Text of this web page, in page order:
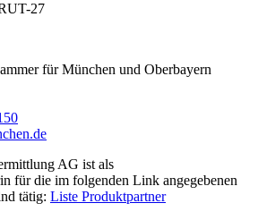
27
für München und Oberbayern
AG ist als
für die im folgenden Link angegebenen
tätig: Liste Produktpartner